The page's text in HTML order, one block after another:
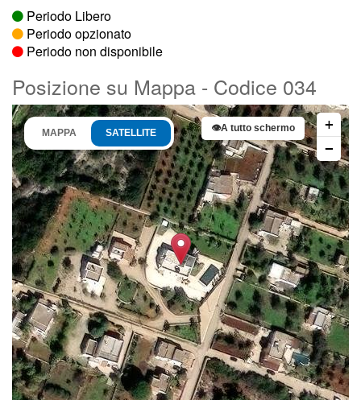
Periodo Libero
Periodo opzionato
Periodo non disponibile
Posizione su Mappa - Codice 034
MAPPA SATELLITE 👁A tutto schermo
+
−